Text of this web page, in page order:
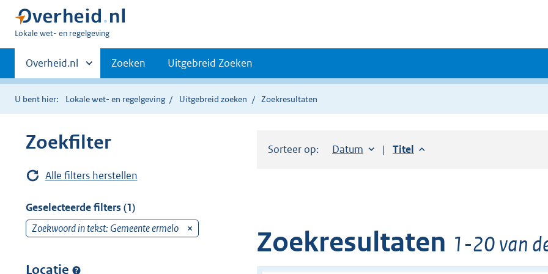
U
hier:
Lokale wet- en regelgeving
Primaire
navigatie
Andere
sites
binnen
Overheid.nl Zoeken Uitgebreid Zoeken
U bent hier: Lokale wet- en regelgeving Uitgebreid zoeken Zoekresultaten
Zoekfilter
Alle filters herstellen
Geselecteerde filters (1)
Zoekwoord in tekst: Gemeente ermelo
Locatie
Sorteer op: Sorteer op:
Datum aflopendSorteer op:
Titel aflopend
Zoekresultaten 1-20 van